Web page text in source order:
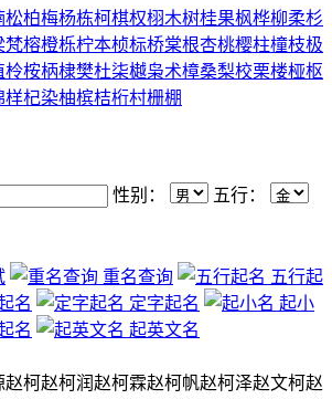
松柏梅杨栋柯棋权栩木树桂果枫桦柳柔杉
梵榕橙栎柠本桢标桥棠根杏桃樱柱橦枝极
柃桉柄棣樊杜柒樾枭术樟桑梨校栗楼桠枢
样杞染柚槟桔桁村栅棚
性别： 五行：
重名查询
五行起
名 定字起名
起小
名
起英文名
赵柯赵柯润赵柯霖赵柯帆赵柯泽赵文柯赵